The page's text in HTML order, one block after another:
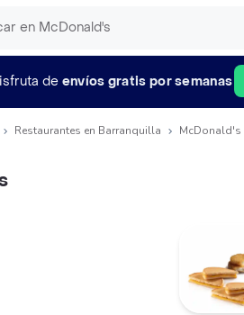
de envíos gratis por semanas
Restaurantes en Barranquilla